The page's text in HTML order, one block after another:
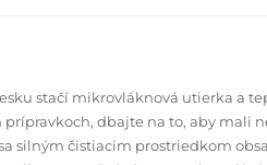
stačí mikrovláknová utierka a
prípravkoch, dbajte na to, aby mali
silným čistiacim prostriedkom